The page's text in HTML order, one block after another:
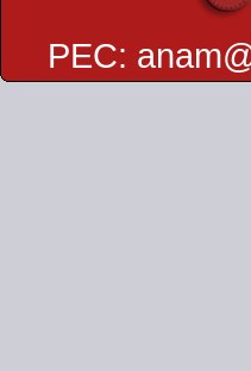
PEC: